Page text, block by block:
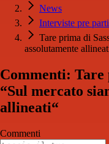
News
Interviste pre
Tare prima di
assolutamente
Commenti:
“Sul mercato
allineati“
Commenti